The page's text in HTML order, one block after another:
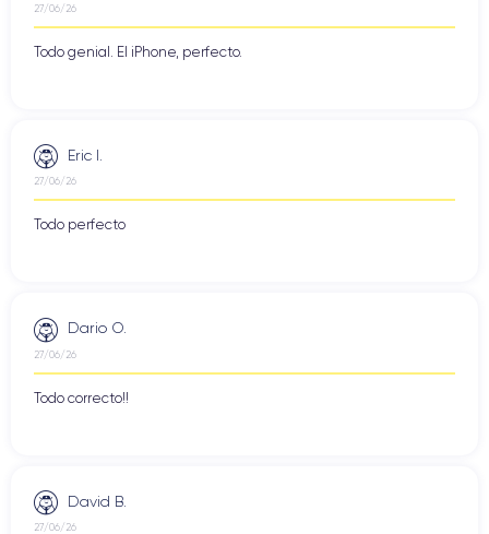
27/06/26
Todo genial. El iPhone, perfecto.
Eric I.
27/06/26
Todo perfecto
Dario O.
27/06/26
Todo correcto!!
David B.
27/06/26